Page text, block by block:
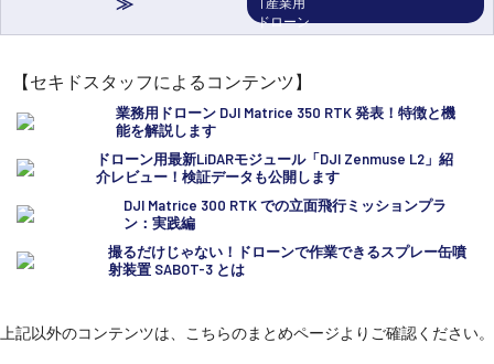
【セキドスタッフによるコンテンツ】
業務用ドローン DJI Matrice 350 RTK 発表！特徴と機
能を解説します
ドローン用最新LiDARモジュール「DJI Zenmuse L2」紹
介レビュー！検証データも公開します
DJI Matrice 300 RTK での立面飛行ミッションプラ
ン：実践編
撮るだけじゃない！ドローンで作業できるスプレー缶噴
射装置 SABOT-3 とは
上記以外のコンテンツは、こちらのまとめページよりご確認ください。